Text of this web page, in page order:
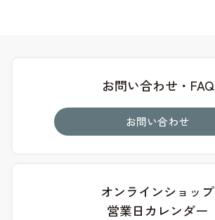
お問い合わせ・FAQ
お問い合わせ
オンラインショップ
営業日カレンダー